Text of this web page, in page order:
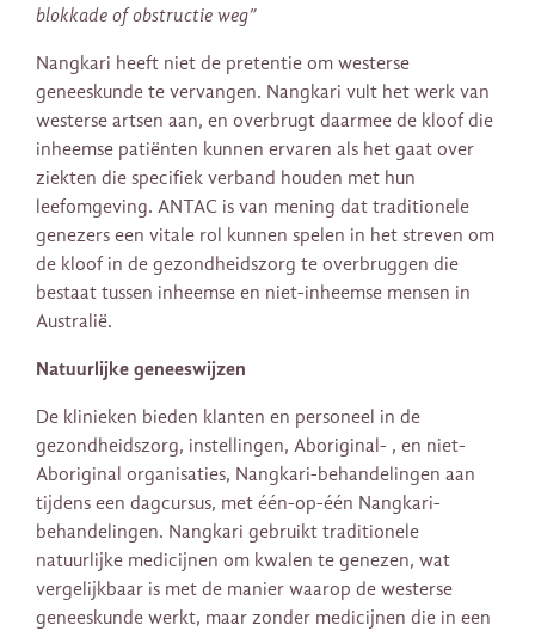
blokkade of obstructie weg”
Nangkari heeft niet de pretentie om westerse
geneeskunde te vervangen. Nangkari vult het werk van
westerse artsen aan, en overbrugt daarmee de kloof die
inheemse patiënten kunnen ervaren als het gaat over
ziekten die specifiek verband houden met hun
leefomgeving. ANTAC is van mening dat traditionele
genezers een vitale rol kunnen spelen in het streven om
de kloof in de gezondheidszorg te overbruggen die
bestaat tussen inheemse en niet-inheemse mensen in
Australië.
Natuurlijke geneeswijzen
De klinieken bieden klanten en personeel in de
gezondheidszorg, instellingen, Aboriginal- , en niet-
Aboriginal organisaties, Nangkari-behandelingen aan
tijdens een dagcursus, met één-op-één Nangkari-
behandelingen. Nangkari gebruikt traditionele
natuurlijke medicijnen om kwalen te genezen, wat
vergelijkbaar is met de manier waarop de westerse
geneeskunde werkt, maar zonder medicijnen die in een